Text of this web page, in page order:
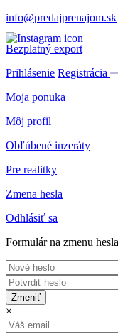
info@predajprenajom.sk
Bezplatný export
Prihlásenie Registrácia
Moja ponuka
Môj profil
Obľúbené inzeráty
Pre realitky
Zmena hesla
Odhlásiť sa
Formulár na zmenu
Zmeniť
×